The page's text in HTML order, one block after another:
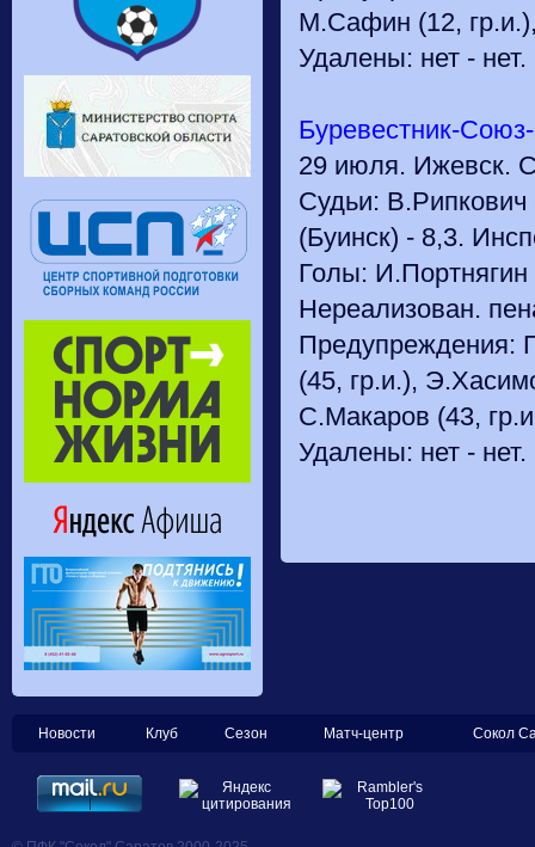
М.Сафин (12,
Удалены: нет - нет.
Буревестник-
29 июля. Ижевск.
Судьи:
(Буинск) - 8,3.
Голы: И.Портнягин
Нереализован.
Предупреждения:
(45, гр.и.),
С.Макаров (43,
Удалены: нет - нет.
Новости Клуб Сезон Матч-центр Сокол